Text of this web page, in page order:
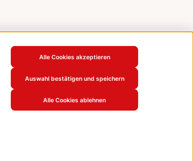
Alle Cookies akzeptieren
Auswahl bestätigen und speichern
Alle Cookies ablehnen